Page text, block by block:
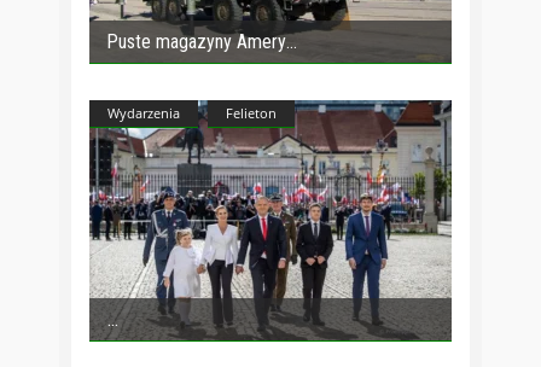
Puste magazyny Amery
Wydarzenia Felieton